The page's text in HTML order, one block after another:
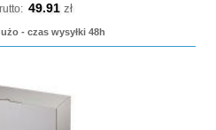
49.91 zł
- czas wysyłki 48h